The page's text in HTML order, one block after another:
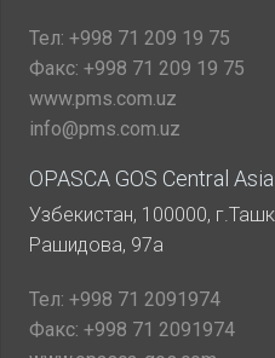
Тел: +998 71 209 19 75
Факс: +998 71 209 19 75
www.pms.com.uz
info@pms.com.uz
OPASCA GOS Central Asia
Узбекистан, 100000,
Рашидова, 97а
Тел: +998 71 2091974
Факс: +998 71 2091974